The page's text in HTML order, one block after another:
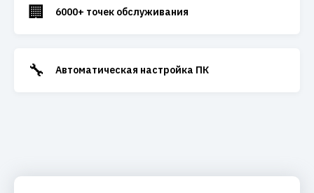
🏢 6000+ точек обслуживания
🔧 Автоматическая настройка ПК